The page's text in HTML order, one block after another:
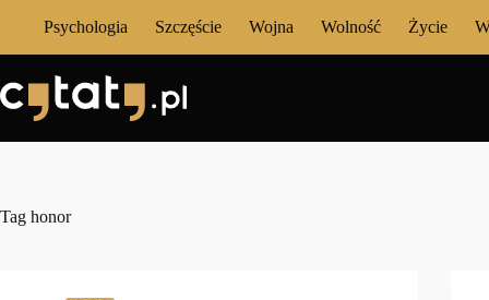
Psychologia Szczęście Wojna Wolność Życie
Tag honor